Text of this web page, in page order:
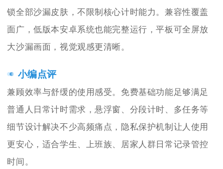
锁全部沙漏皮肤，不限制核心计时能力。兼容性覆盖
面广，低版本安卓系统也能完整运行，平板可全屏放
大沙漏画面，视觉观感更清晰。
小编点评
兼顾效率与舒缓的使用感受。免费基础功能足够满足
普通人日常计时需求，悬浮窗、分段计时、多任务等
细节设计解决不少高频痛点，隐私保护机制让人使用
更安心，适合学生、上班族、居家人群日常记录管控
时间。